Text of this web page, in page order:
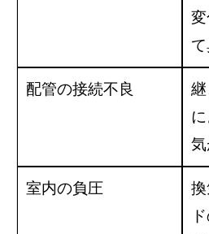
配管の接続不良
室内の負圧